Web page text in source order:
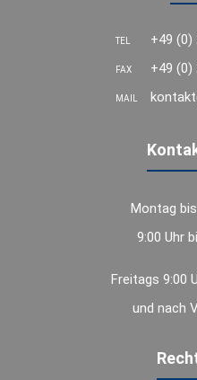
TEL +49 (0)
FAX +49 (0)
MAIL
Montag
9:00 Uhr
Freitags 9:00
und nach